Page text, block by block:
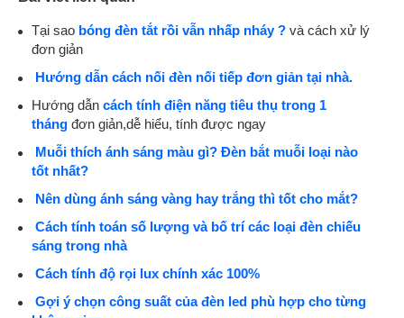
Tại sao bóng đèn tắt rồi vẫn nhấp nháy ? và cách xử lý
đơn giản
Hướng dẫn cách nối đèn nối tiếp đơn giản tại nhà.
Hướng dẫn cách tính điện năng tiêu thụ trong 1
tháng đơn giản,dễ hiểu, tính được ngay
Muỗi thích ánh sáng màu gì? Đèn bắt muỗi loại nào
tốt nhất?
Nên dùng ánh sáng vàng hay trắng thì tốt cho mắt?
Cách tính toán số lượng và bố trí các loại đèn chiếu
sáng trong nhà
Cách tính độ rọi lux chính xác 100%
Gợi ý chọn công suất của đèn led phù hợp cho từng